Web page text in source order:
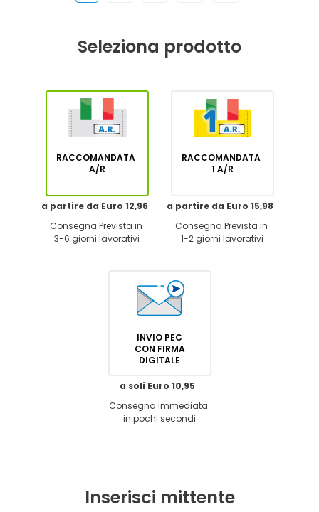
Seleziona prodotto
RACCOMANDATA
A/R
a partire da Euro 12,96
Consegna Prevista in
3-6 giorni lavorativi
RACCOMANDATA
1 A/R
a partire da Euro 15,98
Consegna Prevista in
1-2 giorni lavorativi
INVIO PEC
CON FIRMA
DIGITALE
a soli Euro 10,95
Consegna immediata
in pochi secondi
Inserisci mittente